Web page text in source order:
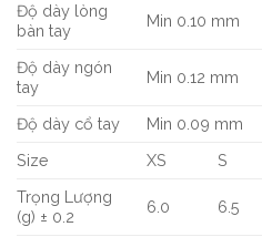
Độ dày lòng
bàn tay
Min 0.10 mm
Độ dày ngón
tay
Min 0.12 mm
Độ dày cổ tay
Min 0.09 mm
Size
XS S
Trọng Lượng
(g) ± 0.2
6.0 6.5